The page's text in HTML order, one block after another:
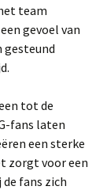
team
gevoel van
gesteund
tot de
fans laten
een sterke
zorgt voor een
fans zich